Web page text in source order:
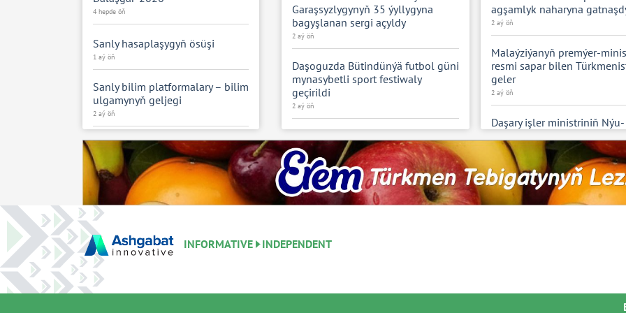
4 hepde öň
Sanly hasaplaşygyň ösüşi
1 aý öň
Sanly bilim platformalary – bilim
ulgamynyň geljegi
2 aý öň
Zehinli mekdep okuwçylarynyň
innowasion taslamalary
saýlanyp alyndy
2 aý öň
Buharestde Türkmenistanyň
Garaşsyzlygynyň 35 ýyllygyna
bagyşlanan sergi açyldy
2 aý öň
Ýaş nesilleriň ylym-bilim
mümkinçilikleri
Garaşsyzlygynyň 35 ýyllygyna
bagyşlanan sergi açyldy
2 aý öň
Daşoguzda Bütindünýä futbol güni
mynasybetli sport festiwaly
geçirildi
2 aý öň
Aýdym-saz konserti geçirildi
2 aý öň
Ýaş zehinleriň gözellik älemi
3 aý öň
Gulmuradowanyň awtorluk
konserti geçirildi
Döwlet kitaphanasynda halkara
agşamlyk naharyna
2 aý öň
Malaýziýanyň premýer-
resmi sapar bilen
geler
2 aý öň
Daşary işler ministriniň Nýu-
2 aý öň
Kararnamanyň kabul
mynasybetli maslahat
3 aý öň
INFORMATIVE INDEPENDENT